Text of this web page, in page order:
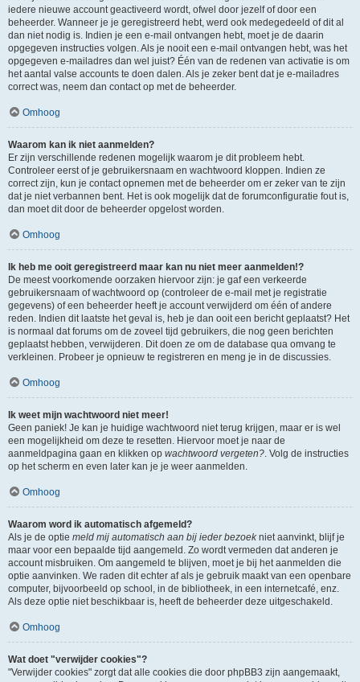
iedere nieuwe account geactiveerd wordt, ofwel door jezelf of door een
beheerder. Wanneer je je geregistreerd hebt, werd ook medegedeeld of dit al
dan niet nodig is. Indien je een e-mail ontvangen hebt, moet je de daarin
opgegeven instructies volgen. Als je nooit een e-mail ontvangen hebt, was het
opgegeven e-mailadres dan wel juist? Één van de redenen van activatie is om
het aantal valse accounts te doen dalen. Als je zeker bent dat je e-mailadres
correct was, neem dan contact op met de beheerder.
Omhoog
Waarom kan ik niet aanmelden?
Er zijn verschillende redenen mogelijk waarom je dit probleem hebt.
Controleer eerst of je gebruikersnaam en wachtwoord kloppen. Indien ze
correct zijn, kun je contact opnemen met de beheerder om er zeker van te zijn
dat je niet verbannen bent. Het is ook mogelijk dat de forumconfiguratie fout is,
dan moet dit door de beheerder opgelost worden.
Omhoog
Ik heb me ooit geregistreerd maar kan nu niet meer aanmelden!?
De meest voorkomende oorzaken hiervoor zijn: je gaf een verkeerde
gebruikersnaam of wachtwoord op (controleer de e-mail met je registratie
gegevens) of een beheerder heeft je account verwijderd om één of andere
reden. Indien dit laatste het geval is, heb je dan ooit een bericht geplaatst? Het
is normaal dat forums om de zoveel tijd gebruikers, die nog geen berichten
geplaatst hebben, verwijderen. Dit doen ze om de database qua omvang te
verkleinen. Probeer je opnieuw te registreren en meng je in de discussies.
Omhoog
Ik weet mijn wachtwoord niet meer!
Geen paniek! Je kan je huidige wachtwoord niet terug krijgen, maar er is wel
een mogelijkheid om deze te resetten. Hiervoor moet je naar de
aanmeldpagina gaan en klikken op wachtwoord vergeten?. Volg de instructies
op het scherm en even later kan je je weer aanmelden.
Omhoog
Waarom word ik automatisch afgemeld?
Als je de optie meld mij automatisch aan bij ieder bezoekniet aanvinkt, blijf je
maar voor een bepaalde tijd aangemeld. Zo wordt vermeden dat anderen je
account misbruiken. Om aangemeld te blijven, moet je bij het aanmelden die
optie aanvinken. We raden dit echter af als je gebruik maakt van een openbare
computer, bijvoorbeeld op school, in de bibliotheek, in een internetcafé, enz.
Als deze optie niet beschikbaar is, heeft de beheerder deze uitgeschakeld.
Omhoog
Wat doet "verwijder cookies"?
"Verwijder cookies" zorgt dat alle cookies die door phpBB3 zijn aangemaakt,